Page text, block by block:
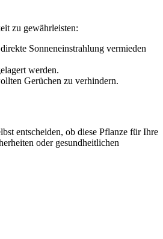
zu gewährleisten:
Sonneneinstrahlung vermieden
werden.
Gerüchen zu verhindern.
entscheiden, ob diese Pflanze für Ihre
oder gesundheitlichen